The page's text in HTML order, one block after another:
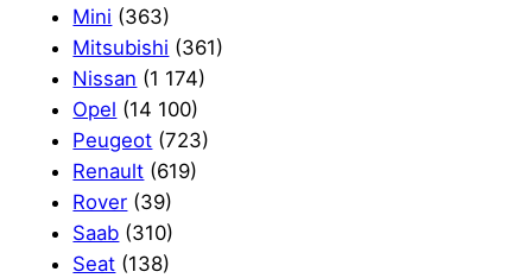
Mini (363)
Mitsubishi (361)
Nissan (1 174)
Opel (14 100)
Peugeot (723)
Renault (619)
Rover (39)
Saab (310)
Seat (138)